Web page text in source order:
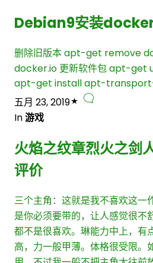
Debian9安装
删除旧版本 apt-get remove
docker.io 更新软件包 apt-get
apt-get install apt-
五月 23, 2019
In游戏
火焰之纹章烈火之剑
评价
三个主角：这就是我不喜欢这一
是你必须要带的，让人感觉很不
都不是很喜欢。琳能力中上，有
高，力一般甲薄。体格很受限。